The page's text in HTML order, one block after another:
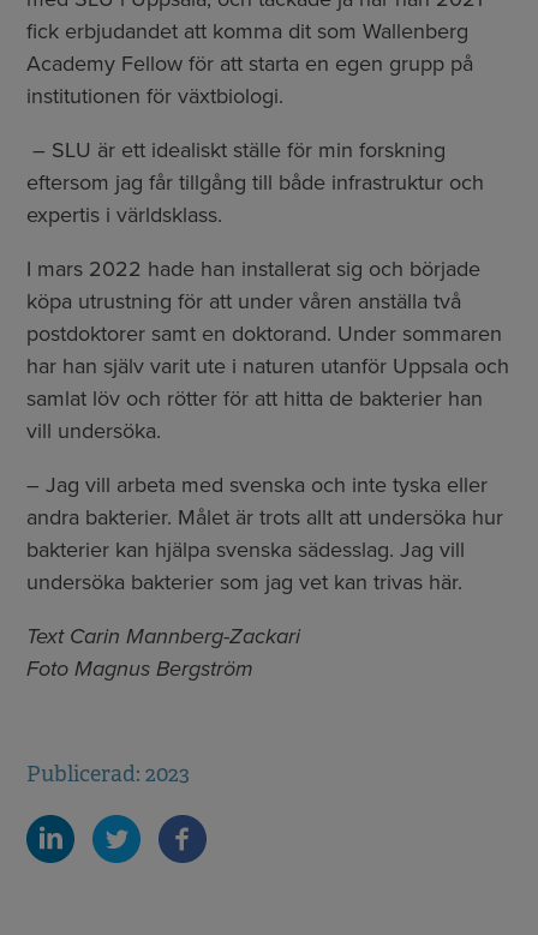
fick erbjudandet att komma dit som Wallenberg
Academy Fellow för att starta en egen grupp på
institutionen för växtbiologi.
– SLU är ett idealiskt ställe för min forskning
eftersom jag får tillgång till både infrastruktur och
expertis i världsklass.
I mars 2022 hade han installerat sig och började
köpa utrustning för att under våren anställa två
postdoktorer samt en doktorand. Under sommaren
har han själv varit ute i naturen utanför Uppsala och
samlat löv och rötter för att hitta de bakterier han
vill undersöka.
– Jag vill arbeta med svenska och inte tyska eller
andra bakterier. Målet är trots allt att undersöka hur
bakterier kan hjälpa svenska sädesslag. Jag vill
undersöka bakterier som jag vet kan trivas här.
Text Carin Mannberg-Zackari
Foto Magnus Bergström
Publicerad: 2023